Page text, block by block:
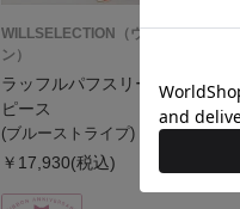
WILLSELECTION（ウィルセレクシ
ン）
ラッフルパフスリーブシャツワ
ピース
(ブルーストライプ)
￥17,930(税込)